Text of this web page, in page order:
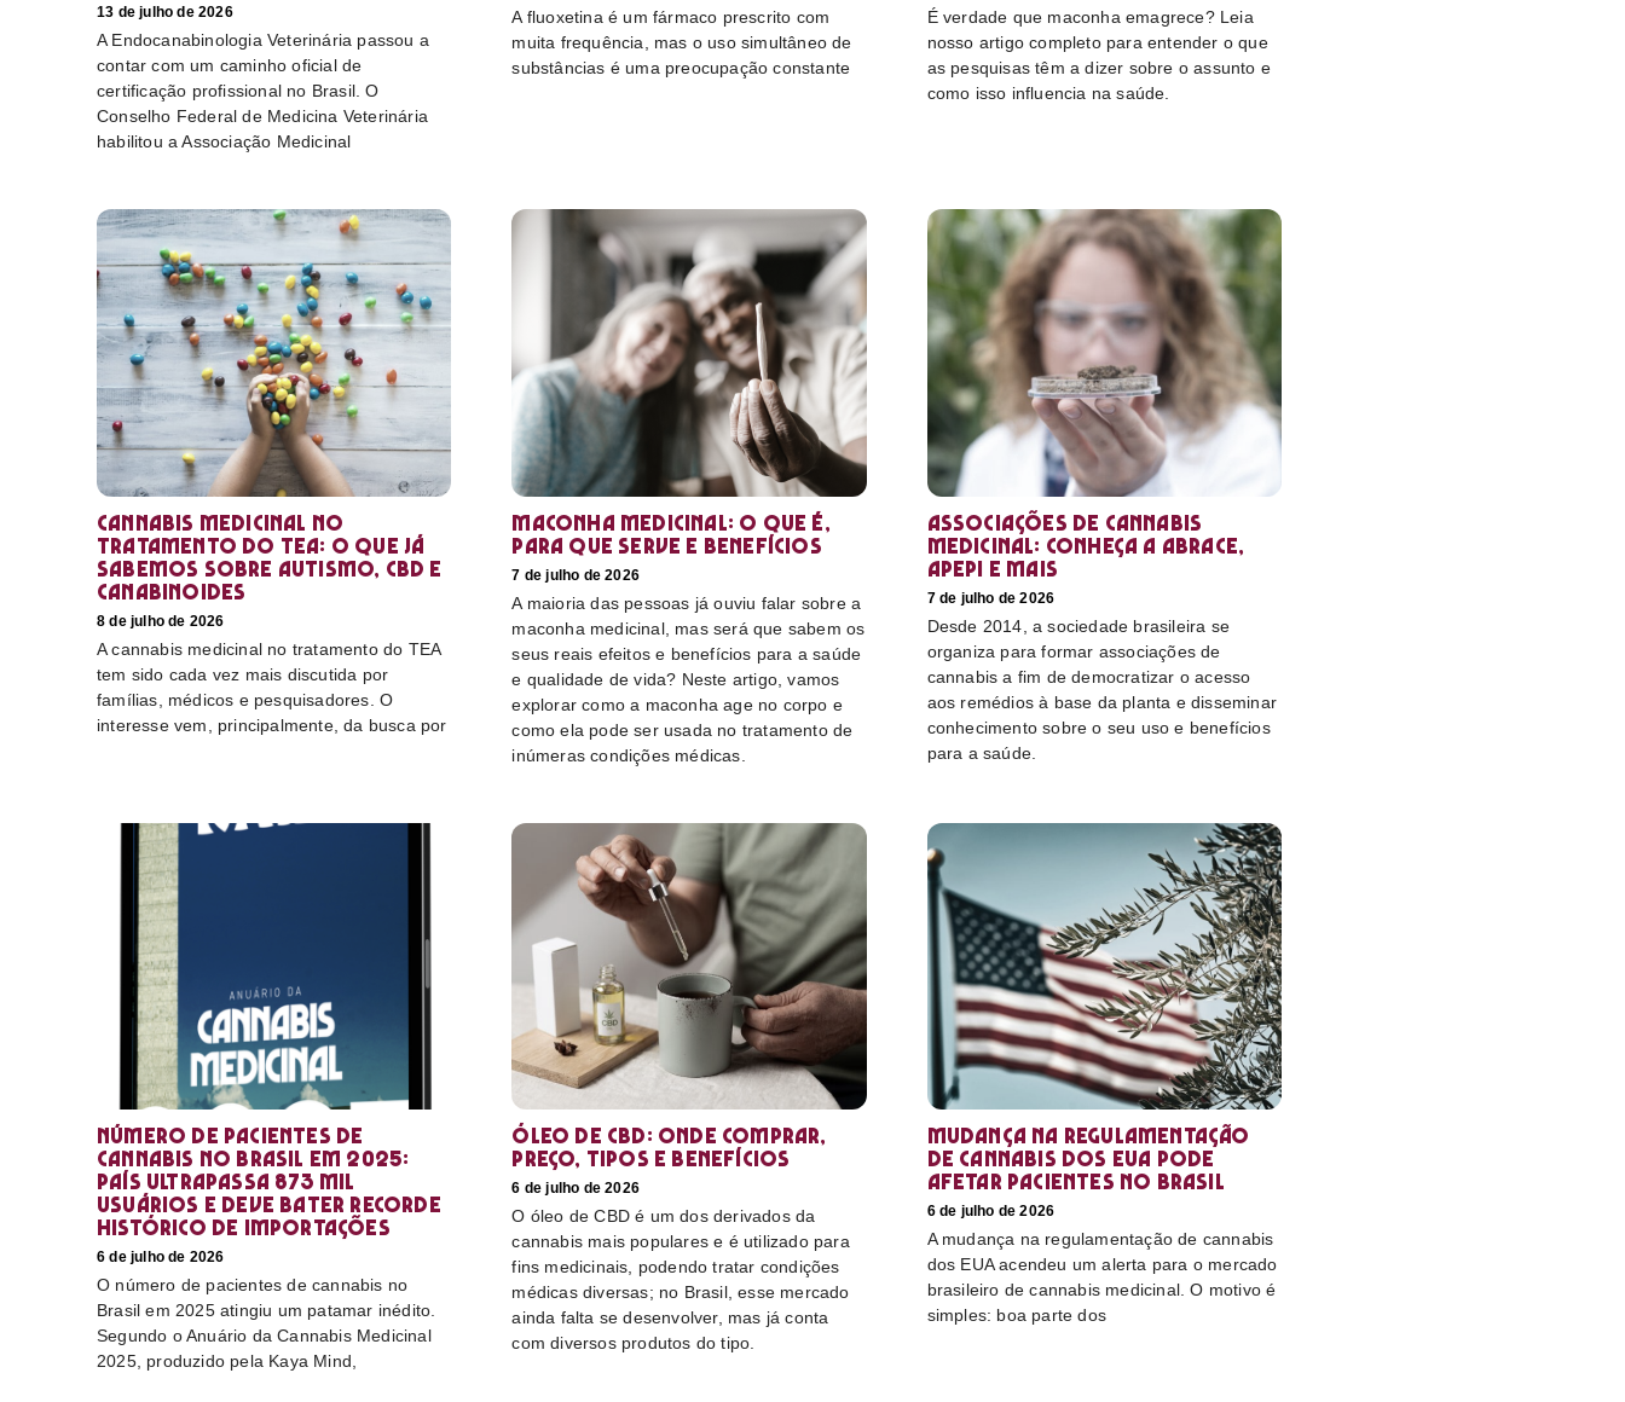
13 de julho de 2026
A Endocanabinologia Veterinária passou a
contar com um caminho oficial de
certificação profissional no Brasil. O
Conselho Federal de Medicina Veterinária
habilitou a Associação Medicinal
A fluoxetina é um fármaco prescrito com
muita frequência, mas o uso simultâneo de
substâncias é uma preocupação constante
É verdade que maconha emagrece? Leia
nosso artigo completo para entender o que
as pesquisas têm a dizer sobre o assunto e
como isso influencia na saúde.
Cannabis medicinal no
tratamento do TEA: o que já
sabemos sobre autismo, CBD e
canabinoides
8 de julho de 2026
A cannabis medicinal no tratamento do TEA
tem sido cada vez mais discutida por
famílias, médicos e pesquisadores. O
interesse vem, principalmente, da busca por
Maconha medicinal: O que é,
para que serve e benefícios
7 de julho de 2026
A maioria das pessoas já ouviu falar sobre a
maconha medicinal, mas será que sabem os
seus reais efeitos e benefícios para a saúde
e qualidade de vida? Neste artigo, vamos
explorar como a maconha age no corpo e
como ela pode ser usada no tratamento de
inúmeras condições médicas.
Associações de cannabis
medicinal: conheça a Abrace,
Apepi e mais
7 de julho de 2026
Desde 2014, a sociedade brasileira se
organiza para formar associações de
cannabis a fim de democratizar o acesso
aos remédios à base da planta e disseminar
conhecimento sobre o seu uso e benefícios
para a saúde.
Número de pacientes de
cannabis no Brasil em 2025:
país ultrapassa 873 mil
usuários e deve bater recorde
histórico de importações
6 de julho de 2026
O número de pacientes de cannabis no
Brasil em 2025 atingiu um patamar inédito.
Segundo o Anuário da Cannabis Medicinal
2025, produzido pela Kaya Mind,
Óleo de CBD: Onde comprar,
preço, tipos e benefícios
6 de julho de 2026
O óleo de CBD é um dos derivados da
cannabis mais populares e é utilizado para
fins medicinais, podendo tratar condições
médicas diversas; no Brasil, esse mercado
ainda falta se desenvolver, mas já conta
com diversos produtos do tipo.
Mudança na regulamentação
de cannabis dos EUA pode
afetar pacientes no Brasil
6 de julho de 2026
A mudança na regulamentação de cannabis
dos EUA acendeu um alerta para o mercado
brasileiro de cannabis medicinal. O motivo é
simples: boa parte dos